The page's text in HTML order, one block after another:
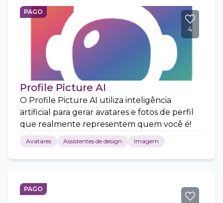
PAGO
4
Profile Picture AI
O Profile Picture AI utiliza inteligência
artificial para gerar avatares e fotos de perfil
que realmente representem quem você é!
Avatares Assistentes de design Imagem
PAGO